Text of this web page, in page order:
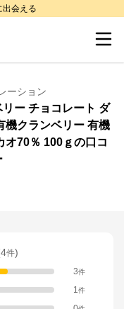
出会える
ーション
ー チョコレート ダ
機クランベリー 有機
オ70％ 100ｇの口コ
4件)
3件
1件